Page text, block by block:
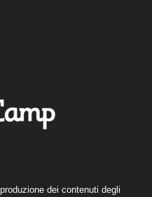
dei contenuti degli